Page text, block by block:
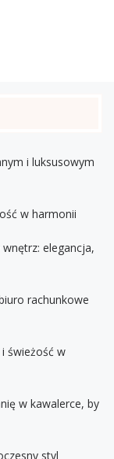
i luksusowym
w harmonii
elegancja,
rachunkowe
świeżość w
w kawalerce, by
styl